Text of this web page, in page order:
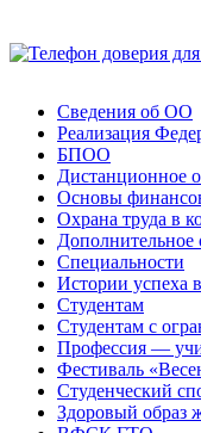
Сведения об ОО
Реализация
БПОО
Дистанционное
Основы
Охрана труда в
Дополнительное
Специальности
Истории успеха
Студентам
Студентам с
Профессия —
Фестиваль
Студенческий
Здоровый образ